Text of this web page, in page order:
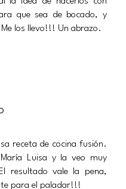
que sea de bocado, y
los llevo!!! Un abrazo.
receta de cocina fusión.
Luisa y la veo muy
resultado vale la pena,
para el paladar!!!